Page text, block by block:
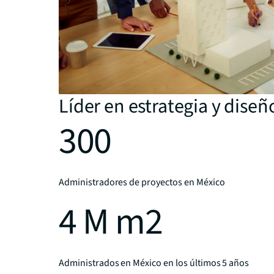
Líder en estrategia y
300
Administradores de proyectos en México
4 M m2
Administrados en México en los últimos 5 años